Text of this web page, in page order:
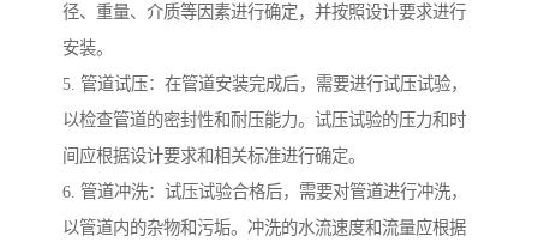
径、重量、介质等因素进行确定，并按照设计要求进行
安装。
5. 管道试压：在管道安装完成后，需要进行试压试验，
以检查管道的密封性和耐压能力。试压试验的压力和时
间应根据设计要求和相关标准进行确定。
6. 管道冲洗：试压试验合格后，需要对管道进行冲洗，
以管道内的杂物和污垢。冲洗的水流速度和流量应根据